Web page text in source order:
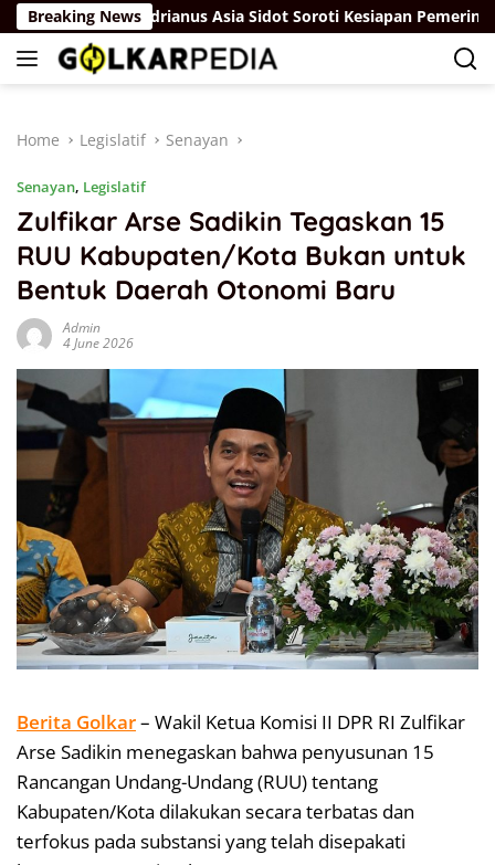
Skip
to
content
Breaking NewsAdrianus Asia Sidot Soroti Kesiapan Pemerintah
Home Legislatif Senayan
Senayan, Legislatif
Zulfikar Arse Sadikin Tegaskan 15
RUU Kabupaten/Kota Bukan untuk
Bentuk Daerah Otonomi Baru
Admin
4 June 2026
Berita Golkar– Wakil Ketua Komisi II DPR RI Zulfikar
Arse Sadikin menegaskan bahwa penyusunan 15
Rancangan Undang-Undang (RUU) tentang
Kabupaten/Kota dilakukan secara terbatas dan
terfokus pada substansi yang telah disepakati